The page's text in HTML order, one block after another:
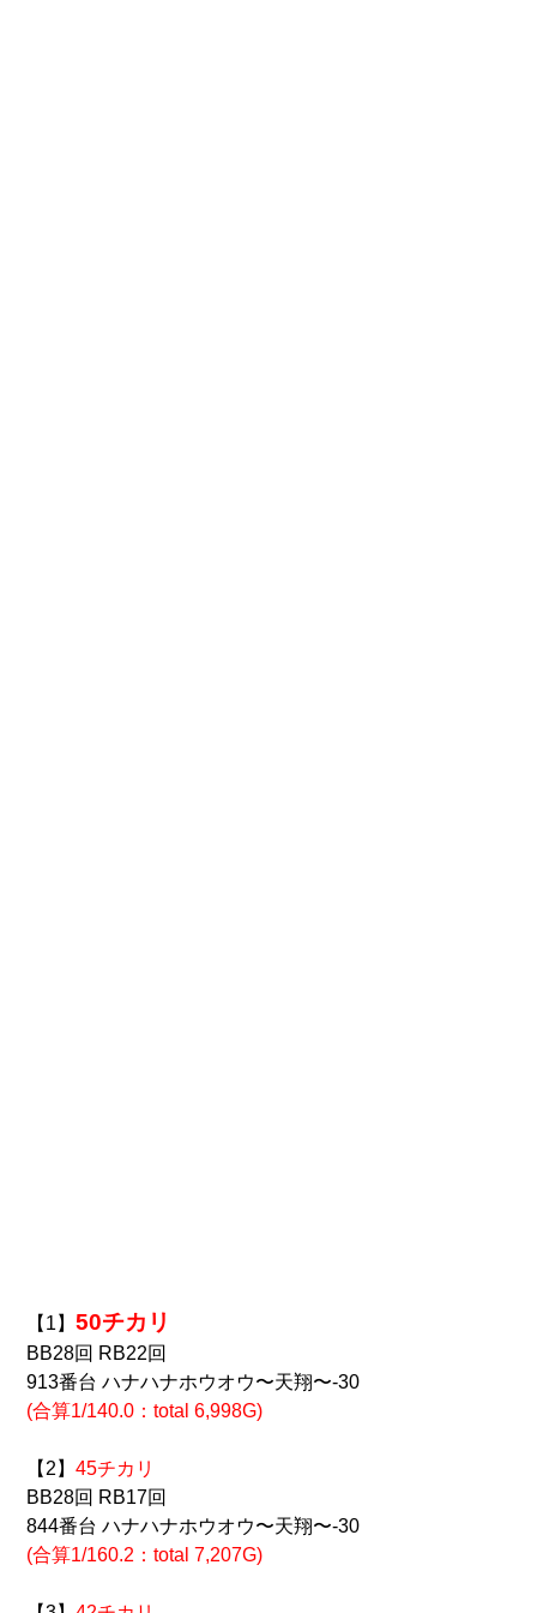
【1】50チカリ
BB28回 RB22回
913番台 ハナハナホウオウ〜天翔〜-30
(合算1/140.0：total 6,998G)
【2】45チカリ
BB28回 RB17回
844番台 ハナハナホウオウ〜天翔〜-30
(合算1/160.2：total 7,207G)